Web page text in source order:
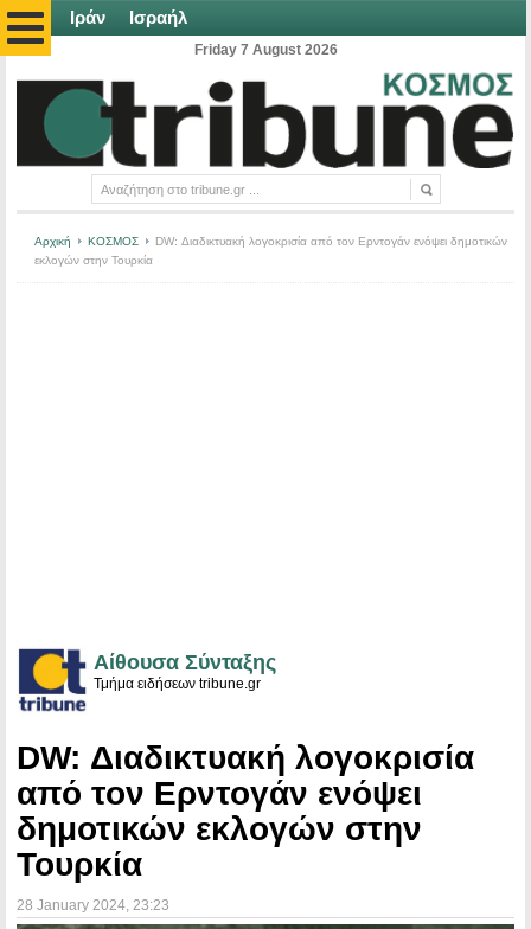
Ιράν Ισραήλ
Friday 7 August 2026
Αρχική ΚΟΣΜΟΣ
DW: Διαδικτυακή λογοκρισία από τον Ερντογάν ενόψει δημοτικών
εκλογών στην Τουρκία
Αίθουσα Σύνταξης
Τμήμα ειδήσεων tribune.gr
DW: Διαδικτυακή λογοκρισία
από τον Ερντογάν ενόψει
δημοτικών εκλογών στην
Τουρκία
28 January 2024 , 23:23